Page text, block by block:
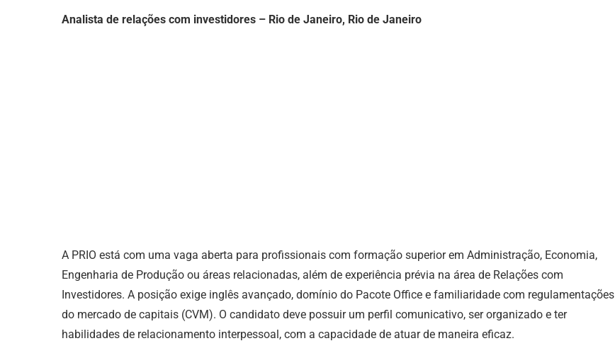
Analista de relações com investidores – Rio de Janeiro, Rio de Janeiro
A PRIO está com uma vaga aberta para profissionais com formação superior em Administração, Economia,
Engenharia de Produção ou áreas relacionadas, além de experiência prévia na área de Relações com
Investidores. A posição exige inglês avançado, domínio do Pacote Office e familiaridade com regulamentações
do mercado de capitais (CVM). O candidato deve possuir um perfil comunicativo, ser organizado e ter
habilidades de relacionamento interpessoal, com a capacidade de atuar de maneira eficaz.